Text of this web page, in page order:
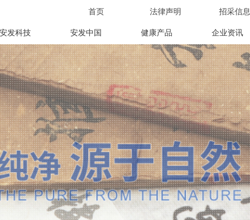
首页 法律声明 招采信息
安发科技 安发中国 健康产品 企业资讯